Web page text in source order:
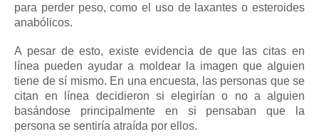
para perder peso, como el uso de laxantes o esteroides
anabólicos.
A pesar de esto, existe evidencia de que las citas en
línea pueden ayudar a moldear la imagen que alguien
tiene de sí mismo. En una encuesta, las personas que se
citan en línea decidieron si elegirían o no a alguien
basándose principalmente en si pensaban que la
persona se sentiría atraída por ellos.